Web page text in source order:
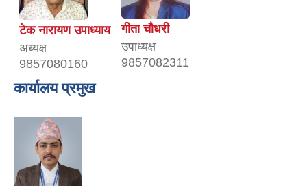
टेक नारायण उपाध्याय
अध्यक्ष
9857080160
गीता चाैधरी
उपाध्यक्ष
9857082311
कार्यालय प्रमुख